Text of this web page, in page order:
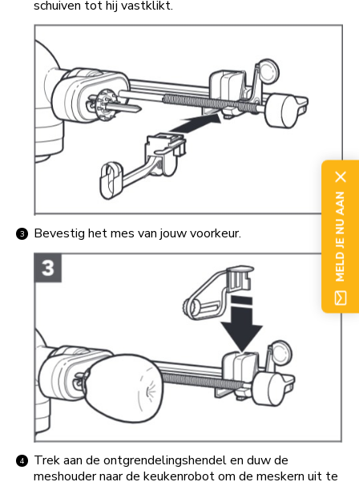
schuiven tot hij vastklikt.
Bevestig het mes van jouw voorkeur.
Trek aan de ontgrendelingshendel en duw de
meshouder naar de keukenrobot om de meskern uit te
MELD JE NU AAN